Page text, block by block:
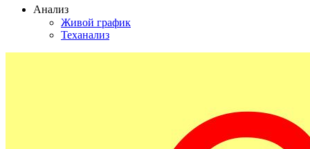
Анализ
Живой график
Теханализ